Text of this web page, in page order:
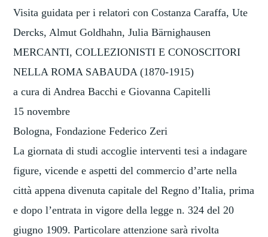
Visita guidata per i relatori con Costanza Caraffa, Ute
Dercks, Almut Goldhahn, Julia Bärnighausen
MERCANTI, COLLEZIONISTI E CONOSCITORI
NELLA ROMA SABAUDA (1870-1915)
a cura di Andrea Bacchi e Giovanna Capitelli
15 novembre
Bologna, Fondazione Federico Zeri
La giornata di studi accoglie interventi tesi a indagare
figure, vicende e aspetti del commercio d’arte nella
città appena divenuta capitale del Regno d’Italia, prima
e dopo l’entrata in vigore della legge n. 324 del 20
giugno 1909. Particolare attenzione sarà rivolta